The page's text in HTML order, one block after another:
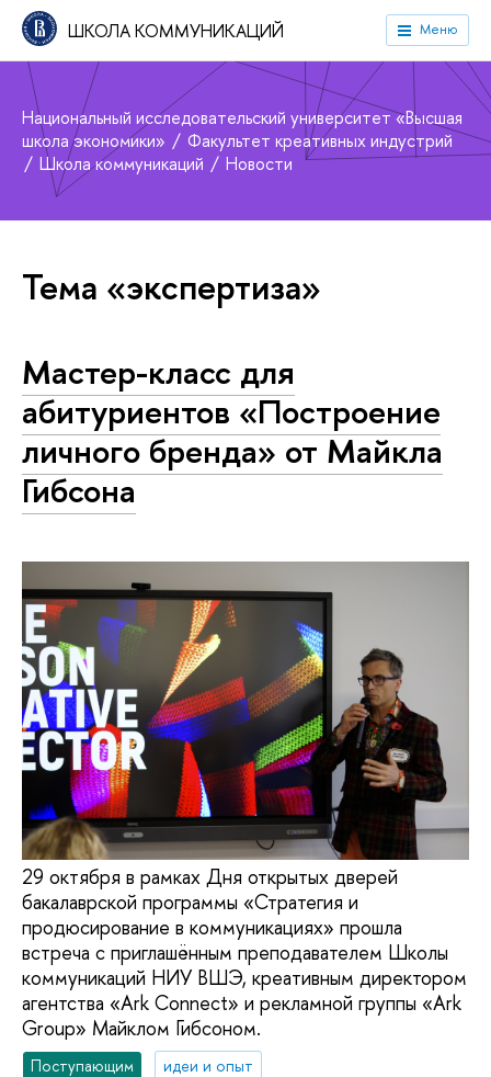
ШКОЛА КОММУНИКАЦИЙ Меню
Национальный исследовательский университет «Высшая
школа экономики»
Факультет креативных индустрий
Школа коммуникаций
Новости
Тема «экспертиза»
Мастер-класс для
абитуриентов «Построение
личного бренда» от Майкла
Гибсона
29 октября в рамках Дня открытых дверей
бакалаврской программы «Стратегия и
продюсирование в коммуникациях» прошла
встреча с приглашённым преподавателем Школы
коммуникаций НИУ ВШЭ, креативным директором
агентства «Ark Connect» и рекламной группы «Ark
Group» Майклом Гибсоном.
Поступающим
идеи и опыт